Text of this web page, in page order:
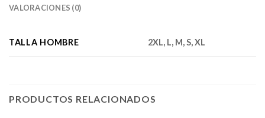
VALORACIONES (0)
TALLA HOMBRE 2XL, L, M, S, XL
PRODUCTOS RELACIONADOS